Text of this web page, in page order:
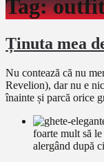
Tag:
Ținuta mea
Nu contează că nu
Revelion), dar nu e
înainte și parcă orice
foarte mult să
alergând după